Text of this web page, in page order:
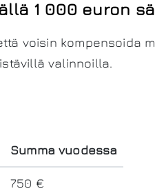
1 000 euron
voisin kompensoida
valinnoilla.
Summa vuodessa
750 €